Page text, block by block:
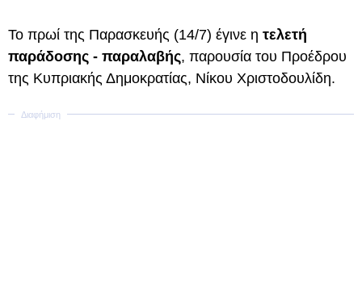
Το πρωί της Παρασκευής (14/7) έγινε η τελετή
παράδοσης - παραλαβής, παρουσία του Προέδρου
της Κυπριακής Δημοκρατίας, Νίκου Χριστοδουλίδη.